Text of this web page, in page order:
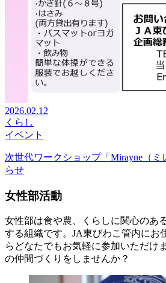
2026.02.12
くらし
イベント
次世代ワークショップ「Mirayne（
らせ
女性部活動
女性部は食や農、くらしに関心のあ
する組織です。JA東びわこ管内にお
らどなたでもお気軽に参加いただけ
の仲間づくりをしませんか？